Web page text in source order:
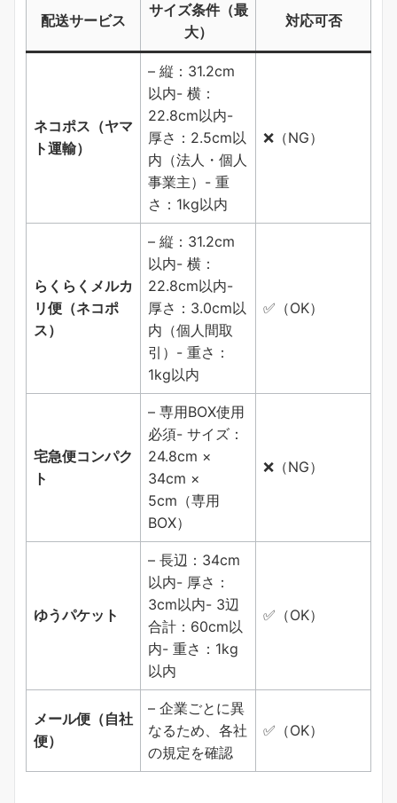
配送サービス
サイズ条件（最
大）
対応可否
ネコポス（ヤマ
ト運輸）
– 縦：31.2cm
以内- 横：
22.8cm以内-
厚さ：2.5cm以
内（法人・個人
事業主）- 重
さ：1kg以内
❌（NG）
らくらくメルカ
リ便（ネコポ
ス）
– 縦：31.2cm
以内- 横：
22.8cm以内-
厚さ：3.0cm以
内（個人間取
引）- 重さ：
1kg以内
✅（OK）
宅急便コンパク
ト
– 専用BOX使用
必須- サイズ：
24.8cm ×
34cm ×
5cm（専用
BOX）
❌（NG）
ゆうパケット
– 長辺：34cm
以内- 厚さ：
3cm以内- 3辺
合計：60cm以
内- 重さ：1kg
以内
✅（OK）
メール便（自社
便）
– 企業ごとに異
なるため、各社
の規定を確認
✅（OK）